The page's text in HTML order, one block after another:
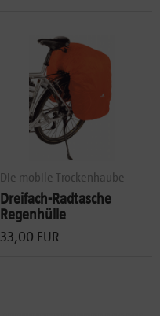
Die mobile Trockenhaube
Dreifach-Radtasche
Regenhülle
33,00 EUR